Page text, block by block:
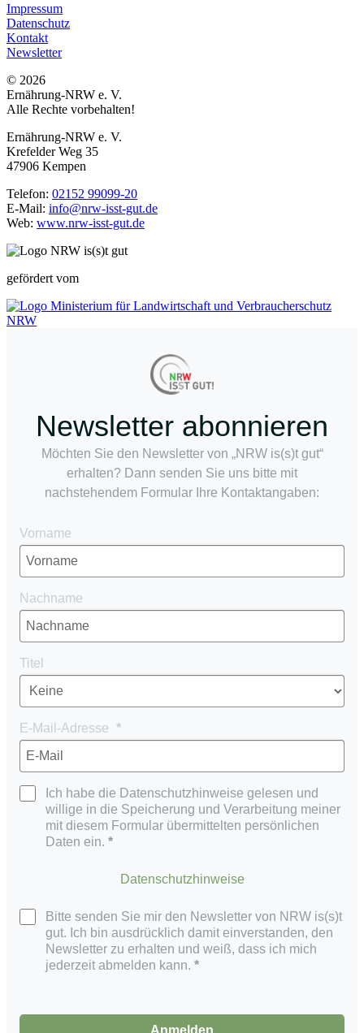
Impressum
Datenschutz
Kontakt
Newsletter
© 2026
Ernährung-NRW e. V.
Alle Rechte vorbehalten!
Ernährung-NRW e. V.
Krefelder Weg 35
47906 Kempen
Telefon: 02152 99099-20
E-Mail: info@nrw-isst-gut.de
Web: www.nrw-isst-gut.de
gefördert vom
Newsletter abonnieren
Möchten Sie den Newsletter von „NRW is(s)t gut“
erhalten? Dann senden Sie uns bitte mit
nachstehendem Formular Ihre Kontaktangaben:
Vorname
Nachname
Titel
E-Mail-Adresse
Ich habe die Datenschutzhinweise gelesen und
willige in die Speicherung und Verarbeitung meiner
mit diesem Formular übermittelten persönlichen
Daten ein.
Datenschutzhinweise
Bitte senden Sie mir den Newsletter von NRW is(s)t
gut. Ich bin ausdrücklich damit einverstanden, den
Newsletter zu erhalten und weiß, dass ich mich
jederzeit abmelden kann.
Anmelden